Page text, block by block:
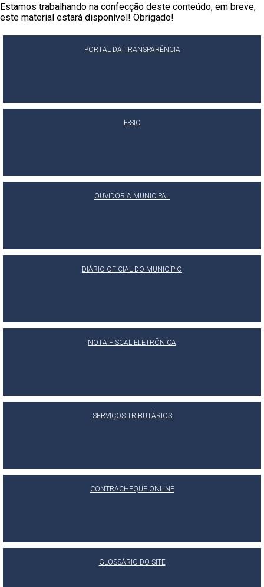
Estamos trabalhando na confecção deste conteúdo, em breve,
este material estará disponível! Obrigado!
PORTAL DA TRANSPARÊNCIA
E-SIC
OUVIDORIA MUNICIPAL
DIÁRIO OFICIAL DO MUNICÍPIO
NOTA FISCAL ELETRÔNICA
SERVIÇOS TRIBUTÁRIOS
CONTRACHEQUE ONLINE
GLOSSÁRIO DO SITE